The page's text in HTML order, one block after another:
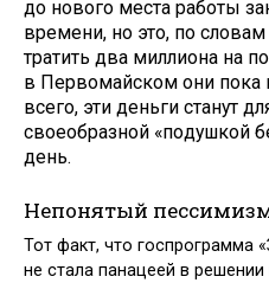
до нового места работы
времени, но это, по
тратить два миллиона на
в Первомайском они пока
всего, эти деньги станут
своеобразной «по­душкой
день.
Непонятый
Тот факт, что госпрограмма
не стала панацеей в